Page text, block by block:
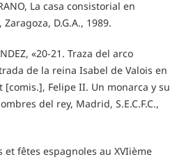
La casa consistorial en
D.G.A., 1989.
«20-21. Traza del arco
de la reina Isabel de Valois en
[comis.], Felipe II. Un monarca y su
del rey, Madrid, S.E.C.F.C.,
et fêtes espagnoles au XVIième